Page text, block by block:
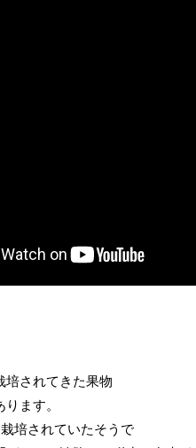
培されてきた果物
ます。
培されていたそうで